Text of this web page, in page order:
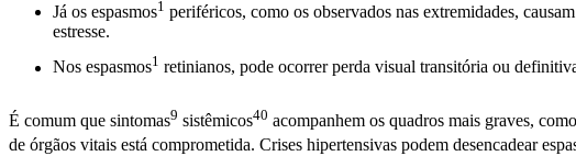
Já os espasmos1 periféricos, como os observados nas extremidades,
estresse.
Nos espasmos1 retinianos, pode ocorrer perda visual transitória ou
É comum que sintomas9 sistêmicos40 acompanhem os quadros mais graves, como
de órgãos vitais está comprometida. Crises hipertensivas podem desencadear